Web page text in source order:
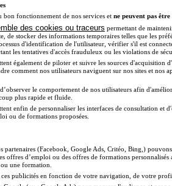
en alternance
alternance
alternance
bon fonctionnement de nos services et ne peuvent pas être
des cookies ou traceurs permettant de
de stocker des informations temporaires telles que les
d'identification de l'utilisateur, vérifier s'il est
les tentatives d'accès frauduleux ou les violations de
également de piloter et suivre les sources d'acquisition
comment nos utilisateurs naviguent sur nos sites et nos
le comportement de nos utilisateurs afin
plus rapide et fluide.
enfin de personnaliser les interfaces de consultation et
ou de formations proposées.
partenaires (Facebook, Google Ads, Critéo, Bing,)
offres d’emploi ou des offres de formations
une formation.
ces publicités en fonction de votre navigation, de votre